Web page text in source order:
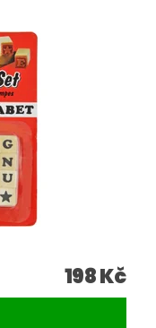
198 Kč